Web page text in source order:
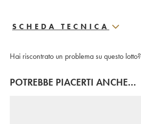
SCHEDA TECNICA
Hai riscontrato un problema su questo lotto?
POTREBBE PIACERTI ANCHE…